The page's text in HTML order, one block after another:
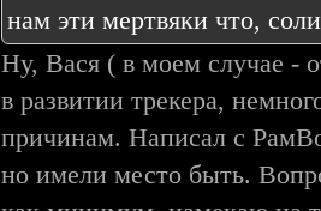
нам эти мертвяки что,
Ну, Вася ( в моем случае -
в развитии трекера,
причинам. Написал с
но имели место быть.